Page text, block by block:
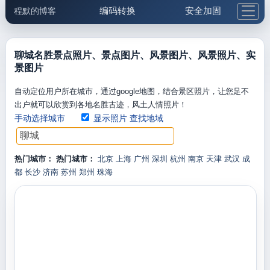
程默的博客 编码转换 安全加固
邮件工具 生活便民 更多工具
聊城名胜景点照片、景点图片、风景图片、风景照片、实
景图片
自动定位用户所在城市，通过google地图，结合景区照片，让您足不
出户就可以欣赏到各地名胜古迹，风土人情照片！
手动选择城市 显示照片 查找地域
热门城市： 热门城市： 北京 上海 广州 深圳 杭州 南京 天津 武汉 成
都 长沙 济南 苏州 郑州 珠海